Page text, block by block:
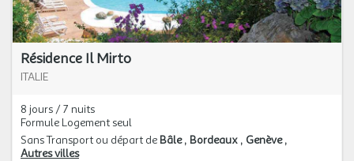
Résidence Il Mirto
ITALIE
8 jours / 7 nuits
Formule Logement seul
Sans Transport ou départ de Bâle Bordeaux
Genève
Autres villes